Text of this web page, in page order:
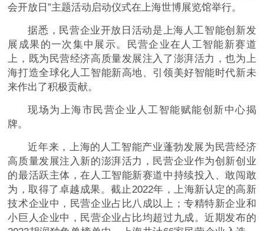
会开放日”主题活动启动仪式在上海世博展览馆举行。
据悉，民营企业开放日活动是上海人工智能创新发
展成果的一次集中展示。民营企业在人工智能新赛道
上，既为民营经济高质量发展注入了澎湃活力，也为上
海打造全球化人工智能新高地、引领美好智能时代新未
来作出了积极贡献。
现场为上海市民营企业人工智能赋能创新中心揭
牌。
近年来，上海的人工智能产业蓬勃发展为民营经济
高质量发展注入新的澎湃活力，民营企业作为创新创业
的最活跃主体，在人工智能新赛道中持续投入、敢闯敢
为，取得了卓越成果。截止2022年，上海新认定的高新
技术企业中，民营企业占比八成以上；专精特新企业和
小巨人企业中，民营企业占比均超过九成。近期发布的